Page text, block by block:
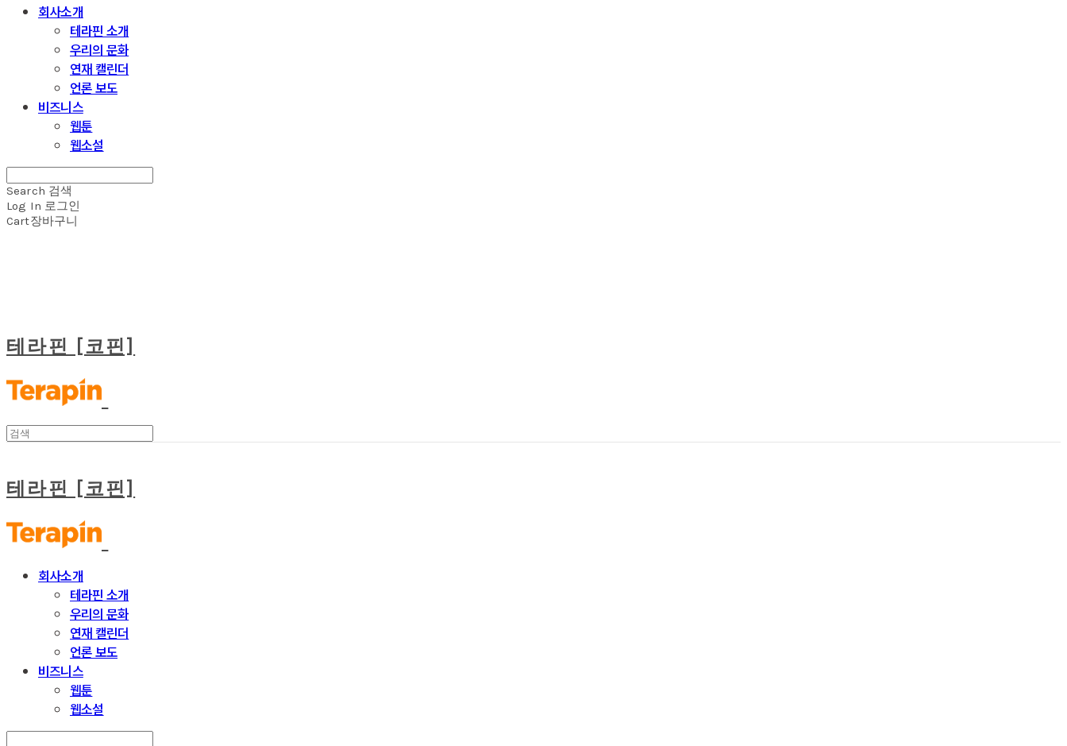
회사소개
테라핀 소개
우리의 문화
연재 캘린더
언론 보도
비즈니스
웹툰
웹소설
Search 검색
Log In 로그인
Cart장바구니
테라핀 [코핀]
테라핀 [코핀]
회사소개
테라핀 소개
우리의 문화
연재 캘린더
언론 보도
비즈니스
웹툰
웹소설